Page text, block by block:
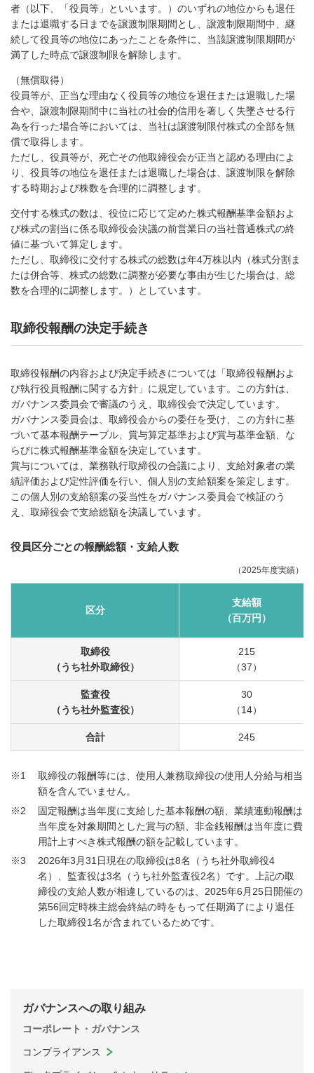
者（以下、「役員等」といいます。）のいずれの地位からも退任
または退職する日までを譲渡制限期間とし、譲渡制限期間中、継
続して役員等の地位にあったことを条件に、当該譲渡制限期間が
満了した時点で譲渡制限を解除します。
（無償取得）
役員等が、正当な理由なく役員等の地位を退任または退職した場
合や、譲渡制限期間中に当社の社会的信用を著しく失墜させる行
為を行った場合等においては、当社は譲渡制限付株式の全部を無
償で取得します。
ただし、役員等が、死亡その他取締役会が正当と認める理由によ
り、役員等の地位を退任または退職した場合は、譲渡制限を解除
する時期および株数を合理的に調整します。
交付する株式の数は、役位に応じて定めた株式報酬基準金額およ
び株式の割当に係る取締役会決議の前営業日の当社普通株式の終
値に基づいて算定します。
ただし、取締役に交付する株式の総数は年4万株以内（株式分割ま
たは併合等、株式の総数に調整が必要な事由が生じた場合は、総
数を合理的に調整します。）としています。
取締役報酬の決定手続き
取締役報酬の内容および決定手続きについては「取締役報酬およ
び執行役員報酬に関する方針」に規定しています。この方針は、
ガバナンス委員会で審議のうえ、取締役会で決定しています。
ガバナンス委員会は、取締役会からの委任を受け、この方針に基
づいて基本報酬テーブル、賞与算定基準および賞与基準金額、な
らびに株式報酬基準金額を決定しています。
賞与については、業務執行取締役の合議により、支給対象者の業
績評価および定性評価を行い、個人別の支給額案を策定します。
この個人別の支給額案の妥当性をガバナンス委員会で検証のう
え、取締役会で支給総額を決議しています。
役員区分ごとの報酬総額・支給人数
（2025年度実績）
区分
支給額
（百万円）
取締役
（うち社外取締役）
215
（37）
監査役
（うち社外監査役）
30
（14）
合計 245
※1
取締役の報酬等には、使用人兼務取締役の使用人分給与相当
額を含んでいません。
※2
固定報酬は当年度に支給した基本報酬の額、業績連動報酬は
当年度を対象期間とした賞与の額、非金銭報酬は当年度に費
用計上すべき株式報酬の額を記載しています。
※3
2026年3月31日現在の取締役は8名（うち社外取締役4
名）、監査役は3名（うち社外監査役2名）です。上記の取
締役の支給人数が相違しているのは、2025年6月25日開催の
第56回定時株主総会終結の時をもって任期満了により退任
した取締役1名が含まれているためです。
ガバナンスへの取り組み
コーポレート・ガバナンス
コンプライアンス